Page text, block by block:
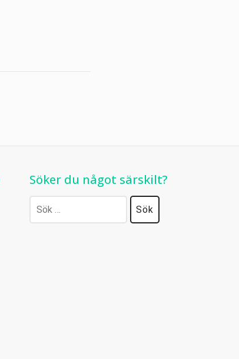
Söker du något särskilt?
Sök
efter: